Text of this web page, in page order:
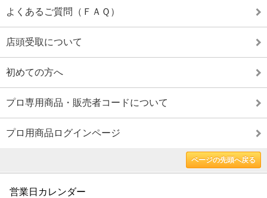
よくあるご質問（ＦＡＱ）
店頭受取について
初めての方へ
プロ専用商品・販売者コードについて
プロ用商品ログインページ
ページの先頭へ戻る
営業日カレンダー